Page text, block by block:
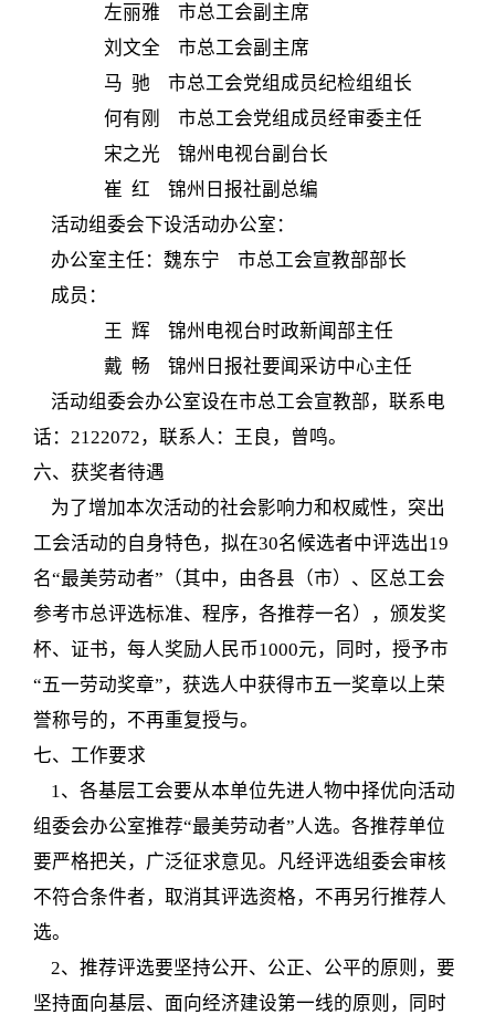
左丽雅 市总工会副主席
刘文全 市总工会副主席
马 驰 市总工会党组成员纪检组组长
何有刚 市总工会党组成员经审委主任
宋之光 锦州电视台副台长
崔 红 锦州日报社副总编
活动组委会下设活动办公室：
办公室主任：魏东宁 市总工会宣教部部长
成员：
王 辉 锦州电视台时政新闻部主任
戴 畅 锦州日报社要闻采访中心主任
活动组委会办公室设在市总工会宣教部，联系电
话：2122072，联系人：王良，曾鸣。
六、获奖者待遇
为了增加本次活动的社会影响力和权威性，突出
工会活动的自身特色，拟在30名候选者中评选出19
名“最美劳动者”（其中，由各县（市）、区总工会
参考市总评选标准、程序，各推荐一名），颁发奖
杯、证书，每人奖励人民币1000元，同时，授予市
“五一劳动奖章”，获选人中获得市五一奖章以上荣
誉称号的，不再重复授与。
七、工作要求
1、各基层工会要从本单位先进人物中择优向活动
组委会办公室推荐“最美劳动者”人选。各推荐单位
要严格把关，广泛征求意见。凡经评选组委会审核
不符合条件者，取消其评选资格，不再另行推荐人
选。
2、推荐评选要坚持公开、公正、公平的原则，要
坚持面向基层、面向经济建设第一线的原则，同时